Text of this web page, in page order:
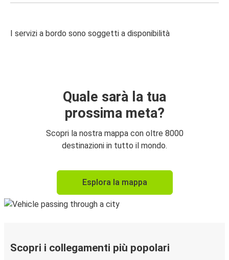
I servizi a bordo sono soggetti a disponibilità
Quale sarà la tua
prossima meta?
Scopri la nostra mappa con oltre 8000
destinazioni in tutto il mondo.
Esplora la mappa
Scopri i collegamenti più popolari